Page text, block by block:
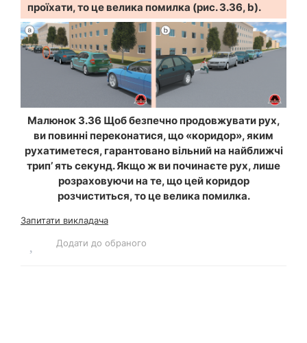
проїхати, то це велика помилка (рис. 3.36, b).
Малюнок 3.36 Щоб безпечно продовжувати рух,
ви повинні переконатися, що «коридор», яким
рухатиметеся, гарантовано вільний на найближчі
трип’ ять секунд. Якщо ж ви починаєте рух, лише
розраховуючи на те, що цей коридор
розчиститься, то це велика помилка.
Запитати викладача
Додати до обраного